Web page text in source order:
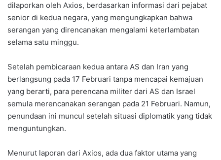
dilaporkan oleh Axios, berdasarkan informasi dari pejabat
senior di kedua negara, yang mengungkapkan bahwa
serangan yang direncanakan mengalami keterlambatan
selama satu minggu.
Setelah pembicaraan kedua antara AS dan Iran yang
berlangsung pada 17 Februari tanpa mencapai kemajuan
yang berarti, para perencana militer dari AS dan Israel
semula merencanakan serangan pada 21 Februari. Namun,
penundaan ini muncul setelah situasi diplomatik yang tidak
menguntungkan.
Menurut laporan dari Axios, ada dua faktor utama yang